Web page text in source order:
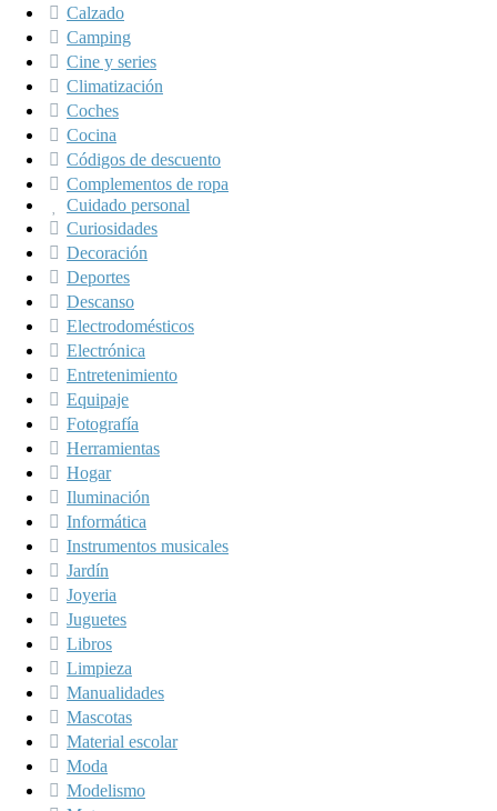
Calzado
Camping
Cine y series
Climatización
Coches
Cocina
Códigos de descuento
Complementos de ropa
Cuidado personal
Curiosidades
Decoración
Deportes
Descanso
Electrodomésticos
Electrónica
Entretenimiento
Equipaje
Fotografía
Herramientas
Hogar
Iluminación
Informática
Instrumentos musicales
Jardín
Joyeria
Juguetes
Libros
Limpieza
Manualidades
Mascotas
Material escolar
Moda
Modelismo